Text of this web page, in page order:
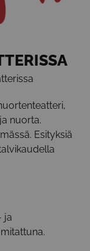
nuorta.
Esityksiä
ja